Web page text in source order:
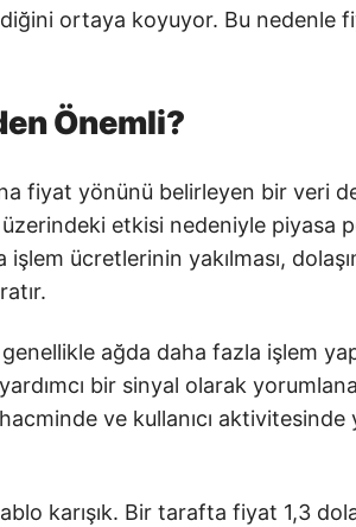
ortaya koyuyor. Bu nedenle
Önemli?
fiyat yönünü belirleyen bir veri
etkisi nedeniyle piyasa
işlem ücretlerinin yakılması,
ağda daha fazla işlem
bir sinyal olarak
ve kullanıcı aktivitesinde
karışık. Bir tarafta fiyat 1,3